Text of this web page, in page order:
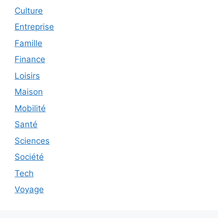
Culture
Entreprise
Famille
Finance
Loisirs
Maison
Mobilité
Santé
Sciences
Société
Tech
Voyage